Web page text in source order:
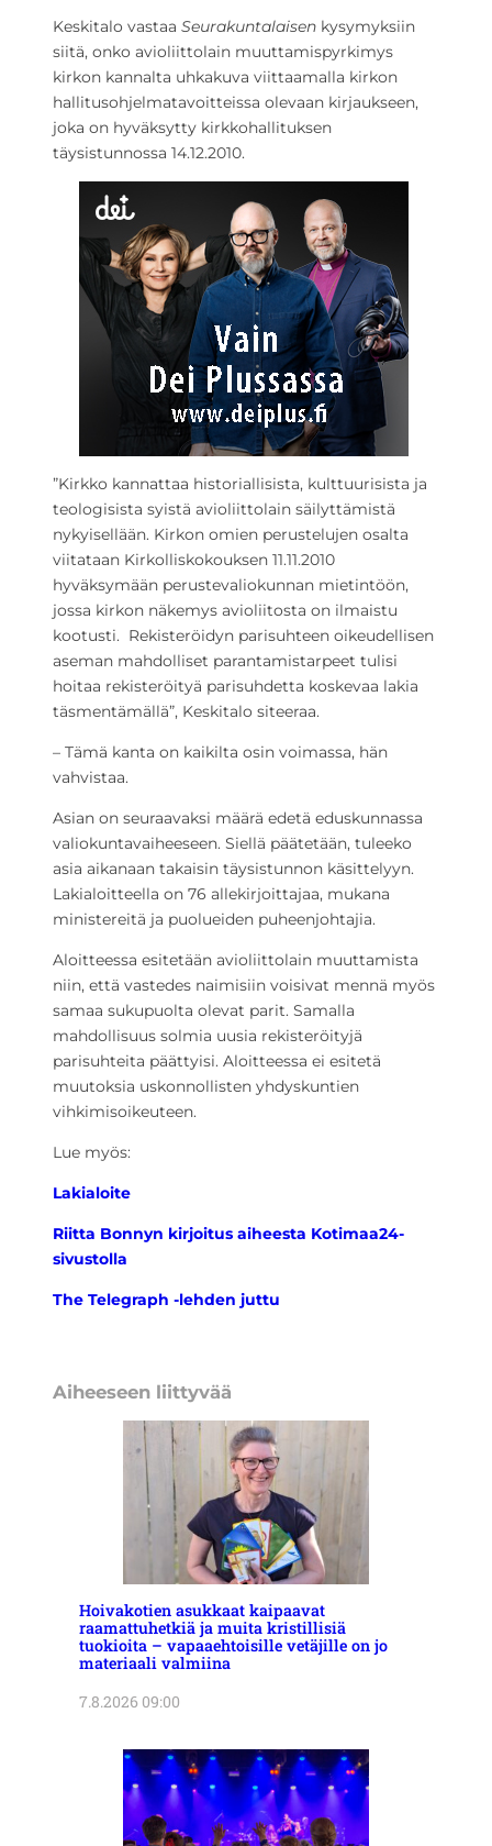
Keskitalo vastaa Seurakuntalaisen kysymyksiin
siitä, onko avioliittolain muuttamispyrkimys
kirkon kannalta uhkakuva viittaamalla kirkon
hallitusohjelmatavoitteissa olevaan kirjaukseen,
joka on hyväksytty kirkkohallituksen
täysistunnossa 14.12.2010.
”Kirkko kannattaa historiallisista, kulttuurisista ja
teologisista syistä avioliittolain säilyttämistä
nykyisellään. Kirkon omien perustelujen osalta
viitataan Kirkolliskokouksen 11.11.2010
hyväksymään perustevaliokunnan mietintöön,
jossa kirkon näkemys avioliitosta on ilmaistu
kootusti. Rekisteröidyn parisuhteen oikeudellisen
aseman mahdolliset parantamistarpeet tulisi
hoitaa rekisteröityä parisuhdetta koskevaa lakia
täsmentämällä”, Keskitalo siteeraa.
– Tämä kanta on kaikilta osin voimassa, hän
vahvistaa.
Asian on seuraavaksi määrä edetä eduskunnassa
valiokuntavaiheeseen. Siellä päätetään, tuleeko
asia aikanaan takaisin täysistunnon käsittelyyn.
Lakialoitteella on 76 allekirjoittajaa, mukana
ministereitä ja puolueiden puheenjohtajia.
Aloitteessa esitetään avioliittolain muuttamista
niin, että vastedes naimisiin voisivat mennä myös
samaa sukupuolta olevat parit. Samalla
mahdollisuus solmia uusia rekisteröityjä
parisuhteita päättyisi. Aloitteessa ei esitetä
muutoksia uskonnollisten yhdyskuntien
vihkimisoikeuteen.
Lue myös:
Lakialoite
Riitta Bonnyn kirjoitus aiheesta Kotimaa24-
sivustolla
The Telegraph -lehden juttu
Aiheeseen liittyvää
Hoivakotien asukkaat kaipaavat
raamattuhetkiä ja muita kristillisiä
tuokioita – vapaaehtoisille vetäjille on jo
materiaali valmiina
7.8.2026 09:00